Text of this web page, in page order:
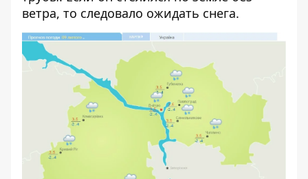
ветра, то следовало ожидать снега.